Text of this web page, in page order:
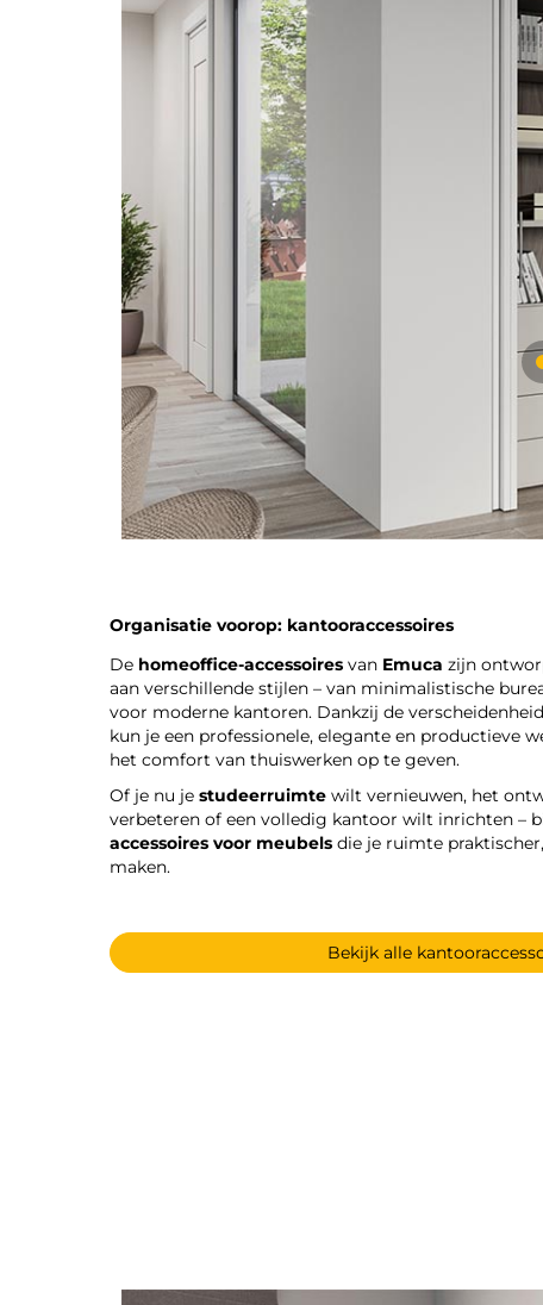
Organisatie voorop: kantooraccessoires
De homeoffice-accessoires van Emuca zijn
aan verschillende stijlen – van minimalistische
voor moderne kantoren. Dankzij de
kun je een professionele, elegante en productieve
het comfort van thuiswerken op te geven.
Of je nu je studeerruimte wilt vernieuwen, het
verbeteren of een volledig kantoor wilt inrichten –
accessoires voor meubels die je ruimte
maken.
Bekijk alle